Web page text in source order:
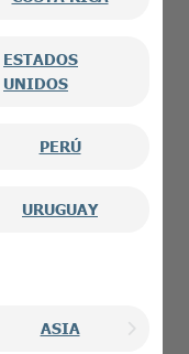
ESTADOS
UNIDOS
PERÚ
URUGUAY
ASIA